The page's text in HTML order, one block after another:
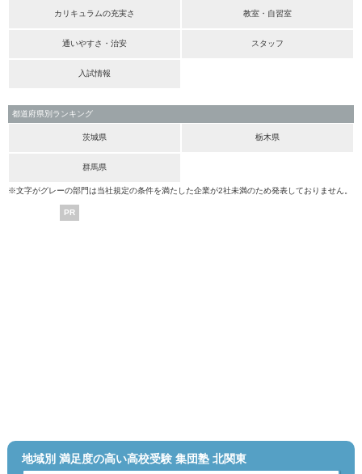
カリキュラムの充実さ 教室・自習室
通いやすさ・治安 スタッフ
入試情報
都道府県別ランキング
茨城県 栃木県
群馬県
※文字がグレーの部門は当社規定の条件を満たした企業が2社未満のため発表しておりません。
PR
地域別 満足度の高い高校受験 集団塾 北関東